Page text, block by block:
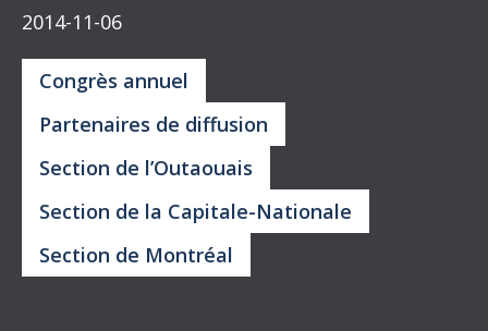
2014-11-06
Congrès annuel
Partenaires de diffusion
Section de l’Outaouais
Section de la Capitale-Nationale
Section de Montréal